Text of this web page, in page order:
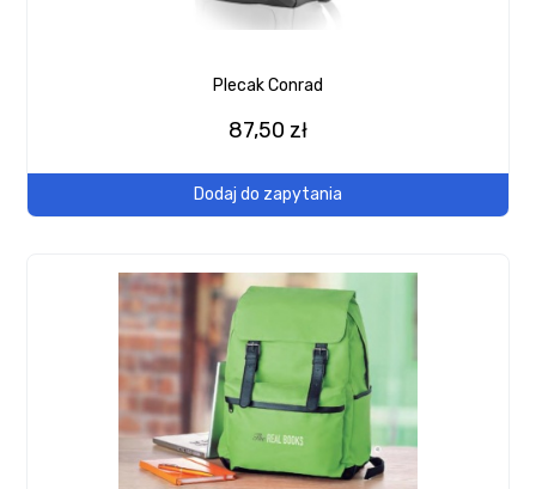
Plecak Conrad
87,50 zł
Dodaj do zapytania